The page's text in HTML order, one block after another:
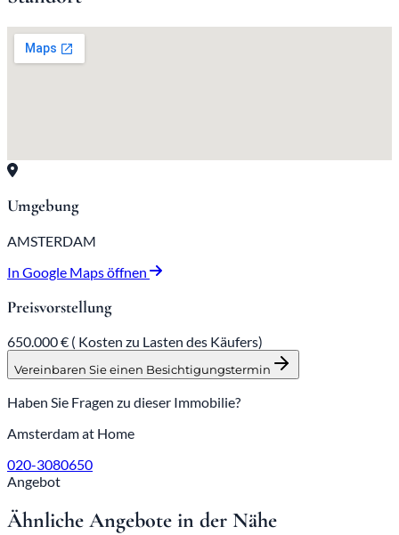
Umgebung
AMSTERDAM
In Google Maps öffnen
Preisvorstellung
650.000 € ( Kosten zu Lasten des Käufers)
Vereinbaren Sie einen Besichtigungstermin
Haben Sie Fragen zu dieser Immobilie?
Amsterdam at Home
020-3080650
Angebot
Ähnliche Angebote in der Nähe